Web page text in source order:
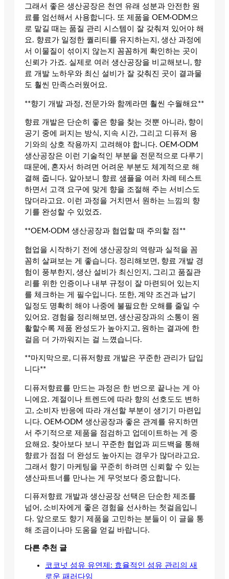
그래서 좋은 생산공장은 천연 유래 성분과 안전한 원
료를 엄선해서 사용합니다. 또 제품을 OEM·ODM으
로 맡길 때는 품질 관리 시스템이 잘 갖춰져 있어야 해
요. 향료가 일정한 퀄리티를 유지하는지, 생산 과정에
서 이물질이 섞이지 않는지 꼼꼼하게 확인하는 곳이
신뢰가 가죠. 실제로 여러 생산공장을 비교해보니, 향
료 개발 노하우와 최신 설비가 잘 갖춰진 곳이 결과물
도 훨씬 만족스러웠어요.
**향기 개발 과정, 전문가와 함께라면 훨씬 수월해요**
향료 개발은 단순히 좋은 향을 찾는 것뿐 아니라, 향이
공기 중에 퍼지는 방식, 지속 시간, 그리고 디퓨저 용
기와의 상호 작용까지 고려해야 합니다. OEM·ODM
생산공장은 이런 기술적인 부분을 전문적으로 다루기
때문에, 혼자서 하려면 어려운 부분도 체계적으로 해
결해 줍니다. 알아보니 향료 샘플을 여러 차례 테스트
하면서 고객 요구에 맞게 향을 조절해 주는 서비스도
많더라고요. 이런 과정을 거치면서 원하는 느낌의 향
기를 완성할 수 있었죠.
**OEM·ODM 생산공장과 협업할 때 주의할 점**
협업을 시작하기 전에 생산공장의 역량과 실적을 꼼
꼼히 살펴보는 게 좋습니다. 정리해보면, 향료 개발 경
험이 풍부한지, 생산 설비가 최신인지, 그리고 품질관
리를 위한 인증이나 내부 규정이 잘 마련되어 있는지
를 체크하는 게 필수입니다. 또한, 계약 조건과 납기
일정도 명확히 해야 나중에 불필요한 오해를 줄일 수
있어요. 경험을 정리해보면, 생산공장과의 소통이 원
활할수록 제품 완성도가 높아지고, 원하는 결과에 한
걸음 더 가까워지는 걸 느꼈습니다.
**마지막으로, 디퓨저향료 개발은 꾸준한 관리가 답입
니다**
디퓨저향료를 만드는 과정은 한 번으로 끝나는 게 아
니에요. 계절이나 트렌드에 따라 향의 선호도도 변하
고, 소비자 반응에 따라 개선할 부분이 생기기 마련입
니다. OEM·ODM 생산공장과 좋은 관계를 유지하면
서 주기적으로 제품을 점검하고 업데이트하는 게 중
요해요. 찾아보다 보니 꾸준한 협업과 피드백을 통해
향료가 점점 더 완성도 높아지는 경우가 많더라고요.
그래서 향기 마케팅을 꾸준히 하려면 신뢰할 수 있는
생산파트너를 만나는 게 무엇보다 중요합니다.
디퓨저향료 개발과 생산공장 선택은 단순한 제조를
넘어, 소비자에게 좋은 경험을 선사하는 첫걸음입니
다. 앞으로도 향기 제품을 고민하는 분들이 이 글을 통
해 조금이나마 도움을 얻길 바랍니다.
다른 추천 글
코코넛 섬유 유연제: 효율적인 섬유 관리의 새
로운 패러다임